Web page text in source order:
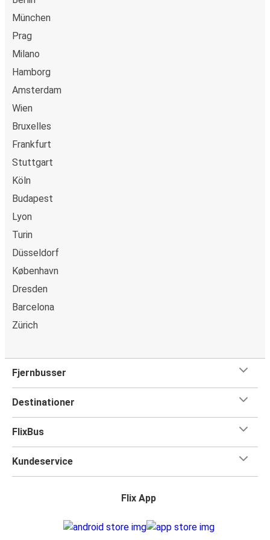
Google Pay og Apple Pay. Du kan også betale kontant
ombord eller ved et salgssted.
München
Prag
Milano
Hamborg
Amsterdam
Wien
Bruxelles
Frankfurt
Stuttgart
Köln
Budapest
Lyon
Turin
Düsseldorf
København
Dresden
Barcelona
Zürich
Fjernbusser
Destinationer
FlixBus
Kundeservice
Flix App